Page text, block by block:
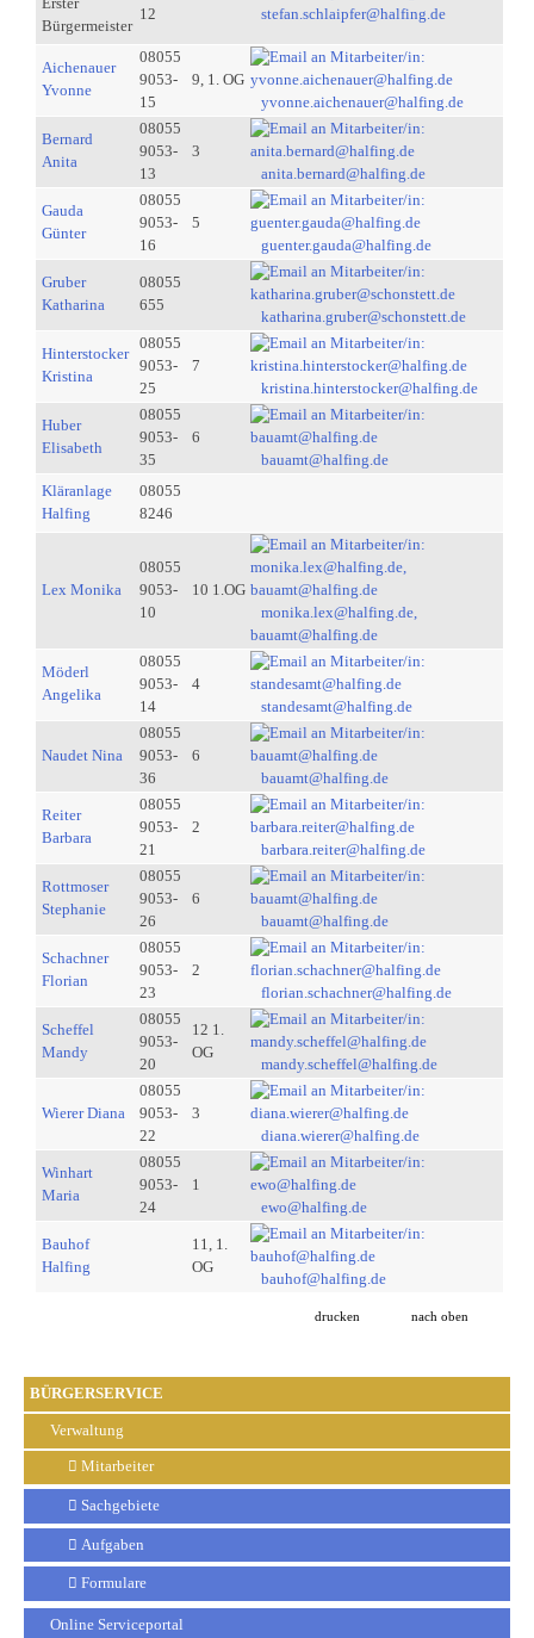
BÜRGERSERVICE
Verwaltung
Mitarbeiter
Sachgebiete
Aufgaben
Formulare
Online Serviceportal
Bürgermeister
12
stefan.schlaipfer@halfing.de
Aichenauer
Yvonne
08055
9053-
15
9, 1. OG
yvonne.aichenauer@halfing.de
Bernard
Anita
08055
9053-
13
3
anita.bernard@halfing.de
Gauda
Günter
08055
9053-
16
5
guenter.gauda@halfing.de
Gruber
Katharina
08055
655
katharina.gruber@schonstett.de
Hinterstocker
Kristina
08055
9053-
25
7
kristina.hinterstocker@halfing.de
Huber
Elisabeth
08055
9053-
35
6
bauamt@halfing.de
Kläranlage
Halfing
08055
8246
Lex Monika
08055
9053-
10
10 1.OG
monika.lex@halfing.de,
bauamt@halfing.de
Möderl
Angelika
08055
9053-
14
4
standesamt@halfing.de
Naudet Nina
08055
9053-
36
6
bauamt@halfing.de
Reiter
Barbara
08055
9053-
21
2
barbara.reiter@halfing.de
Rottmoser
Stephanie
08055
9053-
26
6
bauamt@halfing.de
Schachner
Florian
08055
9053-
23
2
florian.schachner@halfing.de
Scheffel
Mandy
08055
9053-
20
12 1.
OG
mandy.scheffel@halfing.de
Wierer Diana
08055
9053-
22
3
diana.wierer@halfing.de
Winhart
Maria
08055
9053-
24
1
ewo@halfing.de
Bauhof
Halfing
11, 1.
OG
bauhof@halfing.de
drucken nach oben